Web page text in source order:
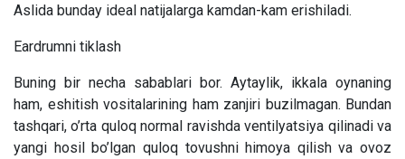
Aslida bunday ideal natijalarga kamdan-kam erishiladi.
Eardrumni tiklash
Buning bir necha sabablari bor. Aytaylik, ikkala oynaning
ham, eshitish vositalarining ham zanjiri buzilmagan. Bundan
tashqari, o’rta quloq normal ravishda ventilyatsiya qilinadi va
yangi hosil bo’lgan quloq tovushni himoya qilish va ovoz